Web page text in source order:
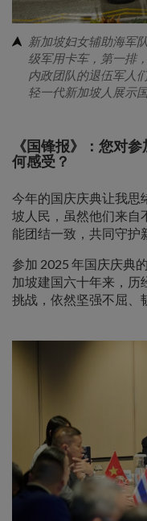
新加坡妇女辅助海军
级军用卡车，第一排
内政团队的退伍军人
轻一代新加坡人展示
《国锋报》：您对
何感受？
今年的国庆庆典让我思
坡人民，虽然他们来自
能团结一致，共同守护
参加 2025 年国庆庆典
加坡建国六十年来，历
挑战，依然坚强不屈、